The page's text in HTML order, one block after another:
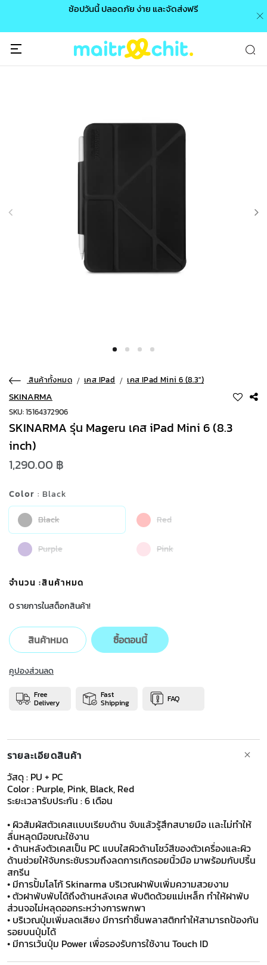
ช้อปวันนี้ ปลอดภัย ง่าย และจัดส่งฟรี
สินค้าทั้งหมด เคส IPad เคส IPad Mini 6 (8.3")
SKINARMA
SKU: 15164372906
SKINARMA รุ่น Mageru เคส iPad Mini 6 (8.3
inch)
1,290.00 ฿
Color : Black
Black Red
Purple Pink
จำนวน :สินค้าหมด
0 รายการในสต็อกสินค้า!
สินค้าหมด ซื้อตอนนี้
คูปองส่วนลด
Free
Delivery
Fast
Shipping FAQ
รายละเอียดสินค้า
วัสดุ : PU ​+ PC
Color : Purple, Pink, Black, Red
ระยะเวลารับประกัน : 6 เดือน
• ผิวสัมผัสตัวเคสเเบบเรียบด้าน จับแล้วรู้สึกสบายมือ เเละไม่ทำให้
ลื่นหลุดมือขณะใช้งาน
• ด้านหลังตัวเคสเป็น PC แบบใสผิวด้านโชว์สีของตัวเครื่องและผิว
ด้านช่วยให้จับกระชับรวมถึงลดการเกิดรอยนิ้วมือ มาพร้อมกับปริ้น
สกรีน
• มีการปั้มโลโก้ Skinarma บริเวณฝาพับเพิ่มความสวยงาม
• ตัวฝาพับพับได้ถึงด้านหลังเคส พับติดด้วยแม่เหล็ก ทำให้ฝาพับ
ส่วนจอไม่หลุดออกระหว่างการพกพา
• บริเวณปุ่มเพิ่มลดเสียง มีการทำชิ้นพลาสติกทำให้สามารถป้องกัน
รอยบนปุ่มได้
​​​​​​​• มีการเว้นปุ่ม Power เพื่อรองรับการใช้งาน Touch ID